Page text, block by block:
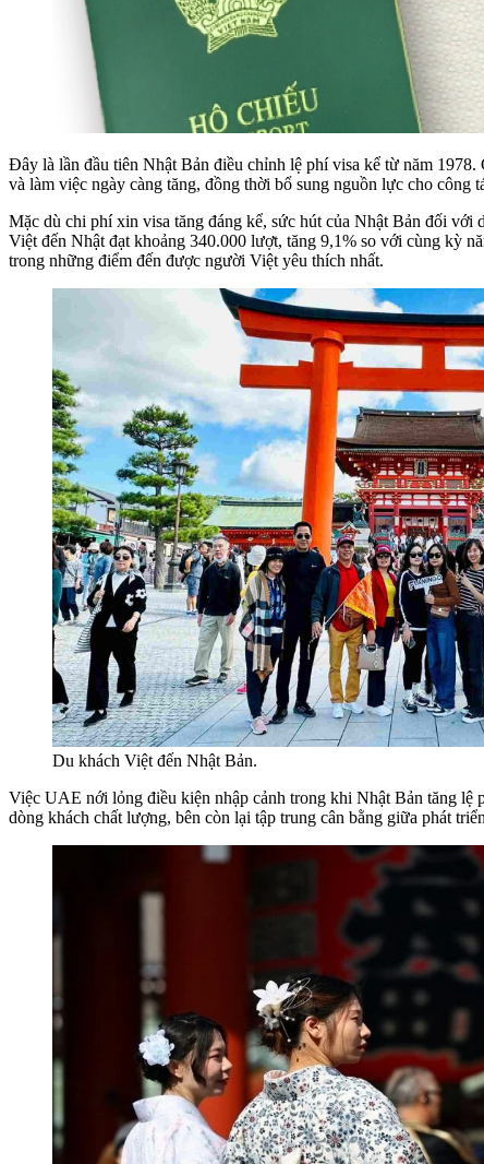
Đây là lần đầu tiên Nhật Bản điều chỉnh lệ phí visa kể từ năm
và làm việc ngày càng tăng, đồng thời bổ sung nguồn lực cho công
Mặc dù chi phí xin visa tăng đáng kể, sức hút của Nhật Bản đối
Việt đến Nhật đạt khoảng 340.000 lượt, tăng 9,1% so với cùng kỳ
trong những điểm đến được người Việt yêu thích nhất.
Du khách Việt đến Nhật Bản.
Việc UAE nới lỏng điều kiện nhập cảnh trong khi Nhật Bản tăng lệ
dòng khách chất lượng, bên còn lại tập trung cân bằng giữa phát